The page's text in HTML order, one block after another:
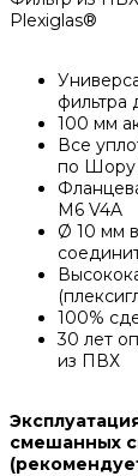
Plexiglas®
фильтра
100 мм
Все
по Шору
M6 V4A
Ø 10 мм
100%
30 лет
из ПВХ
смешанных